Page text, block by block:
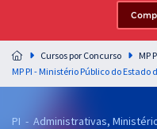
Residências
Preparação completa e
residências em saúde do Brasil
Cursos por Concurso
MP
PI - Administrativas,